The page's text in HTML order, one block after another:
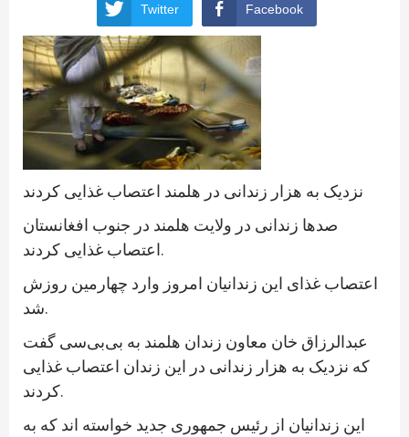
Twitter Facebook
نزدیک به هزار زندانی در هلمند اعتصاب غذایی کردند
صدها زندانی در ولایت هلمند در جنوب افغانستان
اعتصاب غذایی کردند.
اعتصاب غذای این زندانیان امروز وارد چهارمین روزش
شد.
عبدالرزاق خان معاون زندان هلمند به بی‌بی‌سی گفت
که نزدیک به هزار زندانی در این زندان اعتصاب غذایی
کردند.
این زندانیان از رئیس جمهوری جدید خواسته اند که به